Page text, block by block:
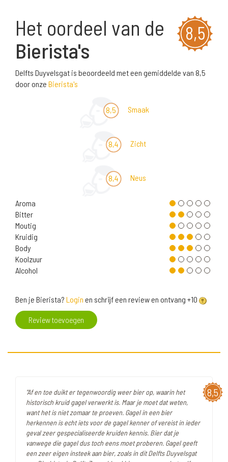
8,5
Het oordeel van de
Bierista's
Delfts Duyvelsgat is beoordeeld met een gemiddelde van 8,5
door onze Bierista's
8,5 Smaak
8,4 Zicht
8,4 Neus
Aroma
Bitter
Moutig
Kruidig
Body
Koolzuur
Alcohol
Ben je Bierista? Login en schrijf een review en ontvang +10
Review toevoegen
8,5
"Af en toe duikt er tegenwoordig weer bier op, waarin het
historisch kruid gagel verwerkt is. Maar je moet dat weten,
want het is niet zomaar te proeven. Gagel in een bier
herkennen is echt iets voor de gagel kenner of vereist in ieder
geval zeer gespecialiseerde kruiden kennis. Bier dat je
vanwege die gagel dus toch eens moet proberen. Gagel geeft
een zeer eigen insteek aan bier, zoals in dit Delfts Duyvelsgat